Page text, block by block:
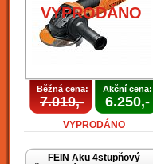
VYPRODÁNO
Běžná cena:
7.019,-
Akční cena:
6.250,-
VYPRODÁNO
FEIN Aku 4stupňový